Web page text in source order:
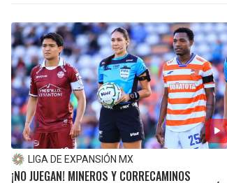
LIGA DE EXPANSIÓN MX
¡NO JUEGAN! MINEROS Y CORRECAMINOS